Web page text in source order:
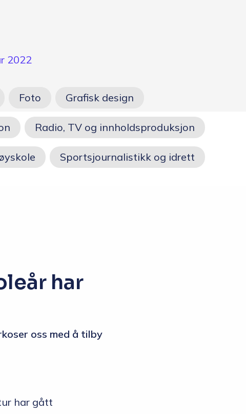
2022
Foto Grafisk design
Radio, TV og innholdsproduksjon
Sportsjournalistikk og idrett
har
oss med å tilby
har gått